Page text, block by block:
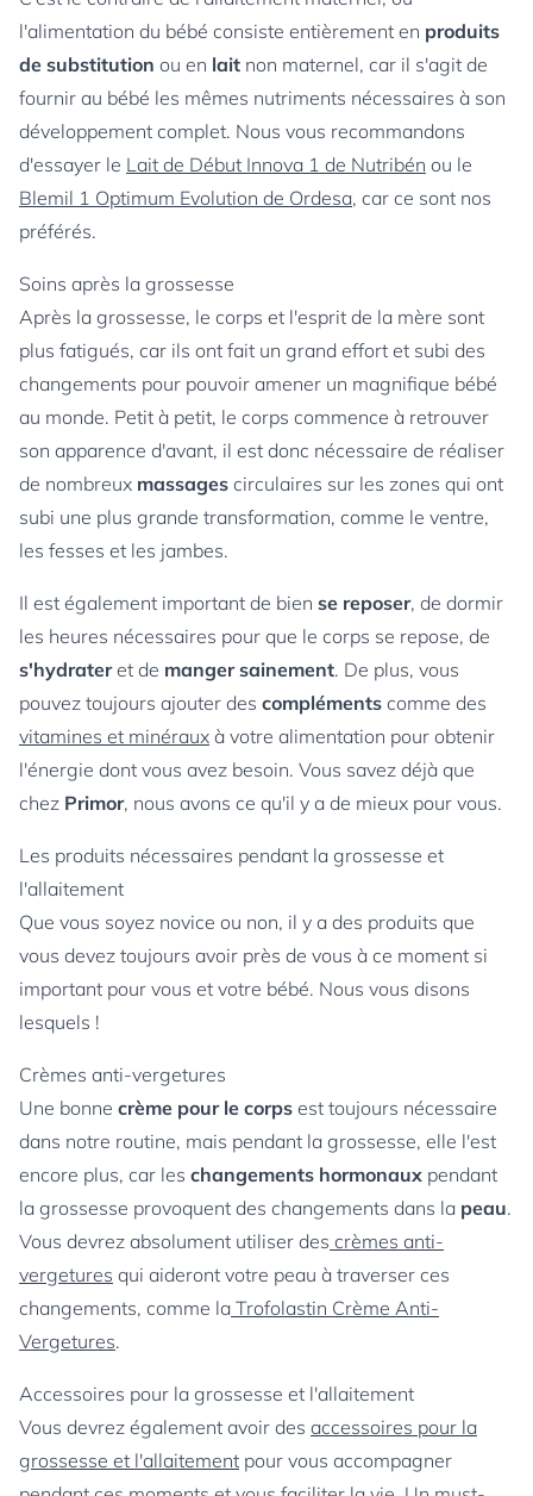
l'alimentation du bébé consiste entièrement en produits
de substitution ou en lait non maternel, car il s'agit de
fournir au bébé les mêmes nutriments nécessaires à son
développement complet. Nous vous recommandons
d'essayer le Lait de Début Innova 1 de Nutribén ou le
Blemil 1 Optimum Evolution de Ordesa, car ce sont nos
préférés.
Soins après la grossesse
Après la grossesse, le corps et l'esprit de la mère sont
plus fatigués, car ils ont fait un grand effort et subi des
changements pour pouvoir amener un magnifique bébé
au monde. Petit à petit, le corps commence à retrouver
son apparence d'avant, il est donc nécessaire de réaliser
de nombreux massages circulaires sur les zones qui ont
subi une plus grande transformation, comme le ventre,
les fesses et les jambes.
Il est également important de bien se reposer, de dormir
les heures nécessaires pour que le corps se repose, de
s'hydrateret de manger sainement. De plus, vous
pouvez toujours ajouter des compléments comme des
vitamines et minéraux à votre alimentation pour obtenir
l'énergie dont vous avez besoin. Vous savez déjà que
chez Primor, nous avons ce qu'il y a de mieux pour vous.
Les produits nécessaires pendant la grossesse et
l'allaitement
Que vous soyez novice ou non, il y a des produits que
vous devez toujours avoir près de vous à ce moment si
important pour vous et votre bébé. Nous vous disons
lesquels !
Crèmes anti-vergetures
Une bonne crème pour le corps est toujours nécessaire
dans notre routine, mais pendant la grossesse, elle l'est
encore plus, car les changements hormonaux pendant
la grossesse provoquent des changements dans la peau.
Vous devrez absolument utiliser des crèmes anti-
vergetures qui aideront votre peau à traverser ces
changements, comme la Trofolastin Crème Anti-
Vergetures.
Accessoires pour la grossesse et l'allaitement
Vous devrez également avoir des accessoires pour la
grossesse et l'allaitement pour vous accompagner